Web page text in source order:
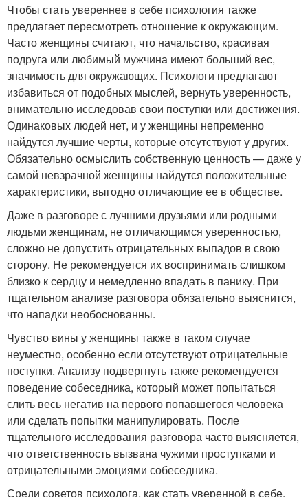
Чтобы стать увереннее в себе психология также
предлагает пересмотреть отношение к окружающим.
Часто женщины считают, что начальство, красивая
подруга или любимый мужчина имеют больший вес,
значимость для окружающих. Психологи предлагают
избавиться от подобных мыслей, вернуть уверенность,
внимательно исследовав свои поступки или достижения.
Одинаковых людей нет, и у женщины непременно
найдутся лучшие черты, которые отсутствуют у других.
Обязательно осмыслить собственную ценность — даже у
самой невзрачной женщины найдутся положительные
характеристики, выгодно отличающие ее в обществе.
Даже в разговоре с лучшими друзьями или родными
людьми женщинам, не отличающимся уверенностью,
сложно не допустить отрицательных выпадов в свою
сторону. Не рекомендуется их воспринимать слишком
близко к сердцу и немедленно впадать в панику. При
тщательном анализе разговора обязательно выяснится,
что нападки необоснованны.
Чувство вины у женщины также в таком случае
неуместно, особенно если отсутствуют отрицательные
поступки. Анализу подвергнуть также рекомендуется
поведение собеседника, который может попытаться
слить весь негатив на первого попавшегося человека
или сделать попытки манипулировать. После
тщательного исследования разговора часто выясняется,
что ответственность вызвана чужими проступками и
отрицательными эмоциями собеседника.
Среди советов психолога, как стать уверенной в себе,